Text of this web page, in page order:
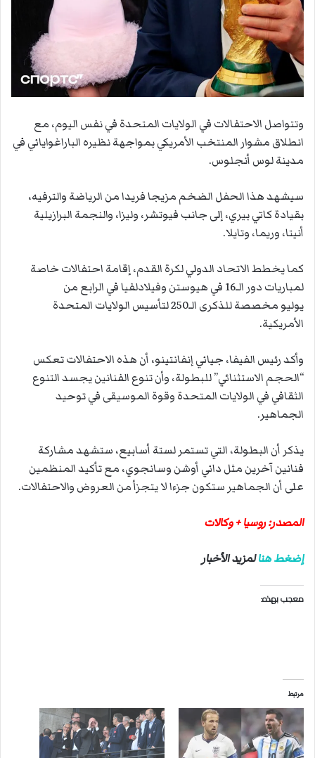
وتتواصل الاحتفالات في الولايات المتحدة في نفس اليوم، مع
انطلاق مشوار المنتخب الأمريكي بمواجهة نظيره الباراغواياني في
مدينة لوس أنجلوس.
سيشهد هذا الحفل الضخم مزيجا فريدا من الرياضة والترفيه،
بقيادة كاتي بيري، إلى جانب فيوتشر، وليزا، والنجمة البرازيلية
أنيتا، وريما، وتايلا.
كما يخطط الاتحاد الدولي لكرة القدم، إقامة احتفالات خاصة
لمباريات دور الـ16 في هيوستن وفيلادلفيا في الرابع من
يوليو مخصصة للذكرى الـ250 لتأسيس الولايات المتحدة
الأمريكية.
وأكد رئيس الفيفا، جياني إنفانتينو، أن هذه الاحتفالات تعكس
“الحجم الاستثنائي” للبطولة، وأن تنوع الفنانين يجسد التنوع
الثقافي في الولايات المتحدة وقوة الموسيقى في توحيد
الجماهير.
يذكر أن البطولة، التي تستمر لستة أسابيع، ستشهد مشاركة
فنانين آخرين مثل داني أوشن وسانجوي، مع تأكيد المنظمين
على أن الجماهير ستكون جزءا لا يتجزأ من العروض والاحتفالات.
المصدر: روسيا + وكالات
إضغط هنالمزيد الأخبار
معجب بهذه:
مرتبط